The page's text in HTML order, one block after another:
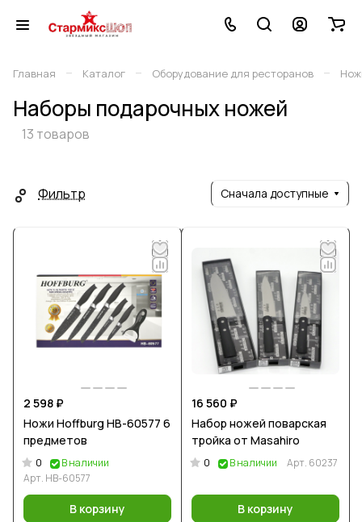
Главная – Каталог – Оборудование для ресторанов –
Наборы подарочных ножей
13 товаров
Фильтр Сначала доступные
2 598 ₽
Ножи Hoffburg HB-60577 6
предметов
0
В наличии
Арт. HB-60577
В корзину
16 560 ₽
Набор ножей поварская
тройка от Masahiro
0 В наличии Арт. 60237
В корзину